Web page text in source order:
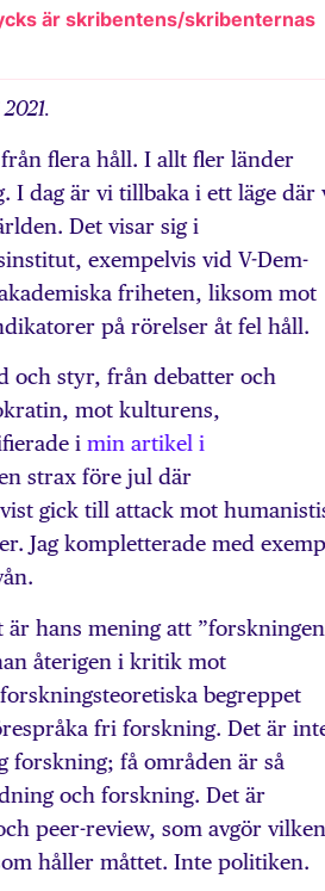
är skribentens/skribenternas
flera håll. I allt fler länder
dag är vi tillbaka i ett läge där
Det visar sig i
exempelvis vid V-Dem-
friheten, liksom mot
på rörelser åt fel håll.
och styr, från debatter och
mot kulturens,
i min artikel i
strax före jul där
gick till attack mot
Jag kompletterade med
hans mening att ”forskningen
återigen i kritik mot
begreppet
fri forskning. Det är
forskning; få områden är så
och forskning. Det är
peer-review, som avgör vilken
håller måttet. Inte politiken.